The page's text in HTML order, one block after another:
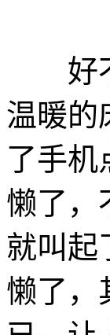
好不
温暖的
了手机
懒了，
就叫起
懒了，